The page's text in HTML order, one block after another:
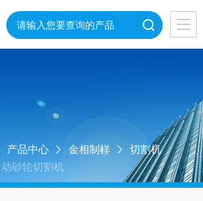
产品中心 金相制样
切割机
砂轮切割机